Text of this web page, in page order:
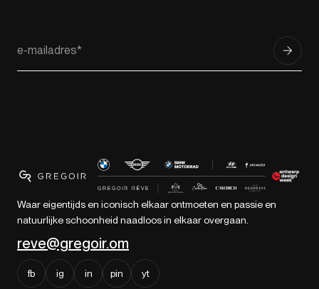
Waar eigentijds en iconisch elkaar ontmoeten en passie en
natuurlijke schoonheid naadloos in elkaar overgaan.
reve@gregoir.om
fb ig in pin yt